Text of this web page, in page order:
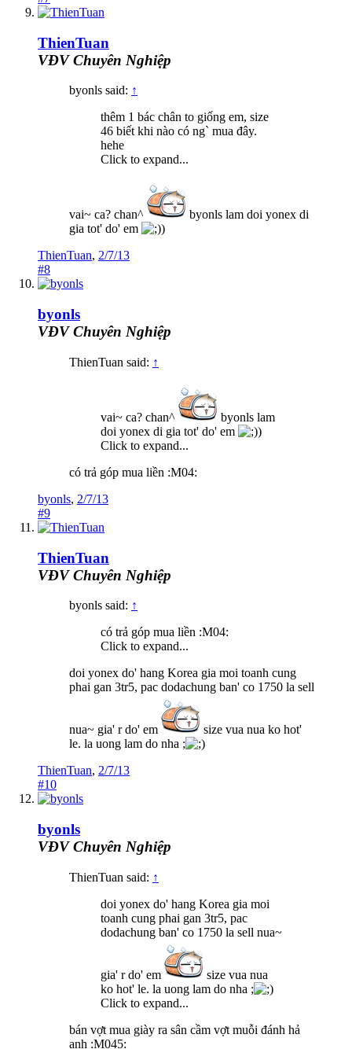
ThienTuan
VĐV Chuyên Nghiệp
byonls said: ↑
thêm 1 bác chân to giống em, size
46 biết khi nào có ng` mua đây.
hehe
Click to expand...
vai~ ca? chan^
byonls lam doi yonex di
gia tot' do' em
)
ThienTuan, 2/7/13
#8
byonls
VĐV Chuyên Nghiệp
ThienTuan said: ↑
vai~ ca? chan^
byonls lam
doi yonex di gia tot' do' em
)
Click to expand...
có trả góp mua liền :M04:
byonls, 2/7/13
#9
ThienTuan
VĐV Chuyên Nghiệp
byonls said: ↑
có trả góp mua liền :M04:
Click to expand...
doi yonex do' hang Korea gia moi toanh cung
phai gan 3tr5, pac dodachung ban' co 1750 la sell
nua~ gia' r do' em
size vua nua ko hot'
le. la uong lam do nha ;
ThienTuan, 2/7/13
#10
byonls
VĐV Chuyên Nghiệp
ThienTuan said: ↑
doi yonex do' hang Korea gia moi
toanh cung phai gan 3tr5, pac
dodachung ban' co 1750 la sell nua~
gia' r do' em
size vua nua
ko hot' le. la uong lam do nha ;
Click to expand...
bán vợt mua giày ra sân cầm vợt muỗi đánh hả
anh :M045: